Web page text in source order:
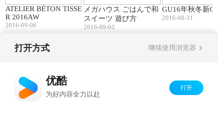
ATELIER BÉTON TISSE
R 2016AW
2016-09-06
メガハウス ごはんで和
スイーツ 遊び方
2016-09-02
GU16年秋冬新
2016-08-31
打开方式 继续使用浏览器
优酷
为好内容全力以赴
打开